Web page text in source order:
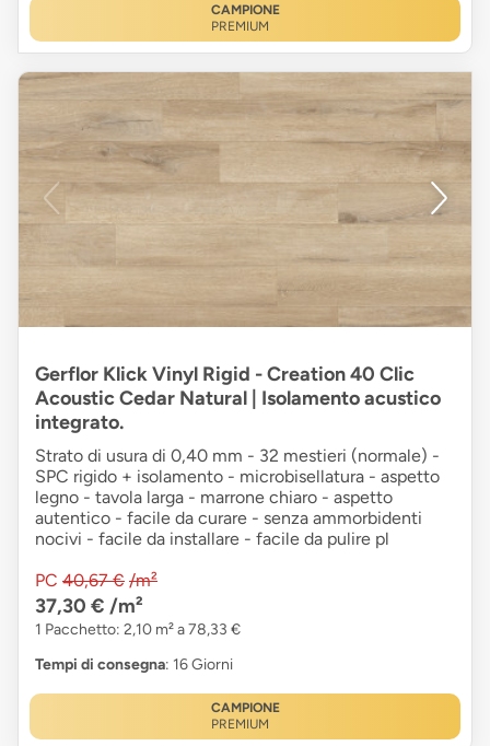
CAMPIONE
PREMIUM
Gerflor Klick Vinyl Rigid - Creation 40 Clic
Acoustic Cedar Natural | Isolamento acustico
integrato.
Strato di usura di 0,40 mm - 32 mestieri (normale) -
SPC rigido + isolamento - microbisellatura - aspetto
legno - tavola larga - marrone chiaro - aspetto
autentico - facile da curare - senza ammorbidenti
nocivi - facile da installare - facile da pulire pl
PC 40,67 € /m²
37,30 € /m²
1 Pacchetto: 2,10 m² a 78,33 €
Tempi di consegna: 16 Giorni
CAMPIONE
PREMIUM